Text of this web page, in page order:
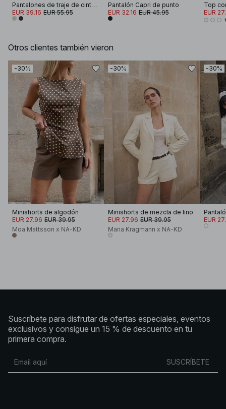
Pantalones de traje de cintura media
EUR 39.16 EUR 55.95
Pantalón Capri de punto
EUR 32.16 EUR 45.95
Top
EUR
Otros clientes también vieron
-30%
Minishorts de algodón
EUR 27.96 EUR 39.95
Moa Mattsson x NA-KD
-30%
Minishorts de mezcla de lino
EUR 27.96 EUR 39.95
Maria Kragmann x NA-KD
-30%
EUR
Suscríbete para disfrutar de ofertas especiales, eventos
exclusivos y consigue un 15 % de descuento en tu
primera compra.
SUSCRÍBETE